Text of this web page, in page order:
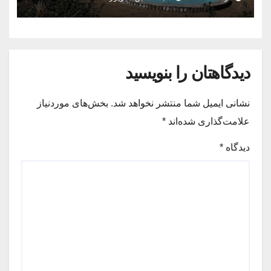
دیدگاهتان را بنویسید
نشانی ایمیل شما منتشر نخواهد شد. بخش‌های موردنیاز
علامت‌گذاری شده‌اند *
دیدگاه *